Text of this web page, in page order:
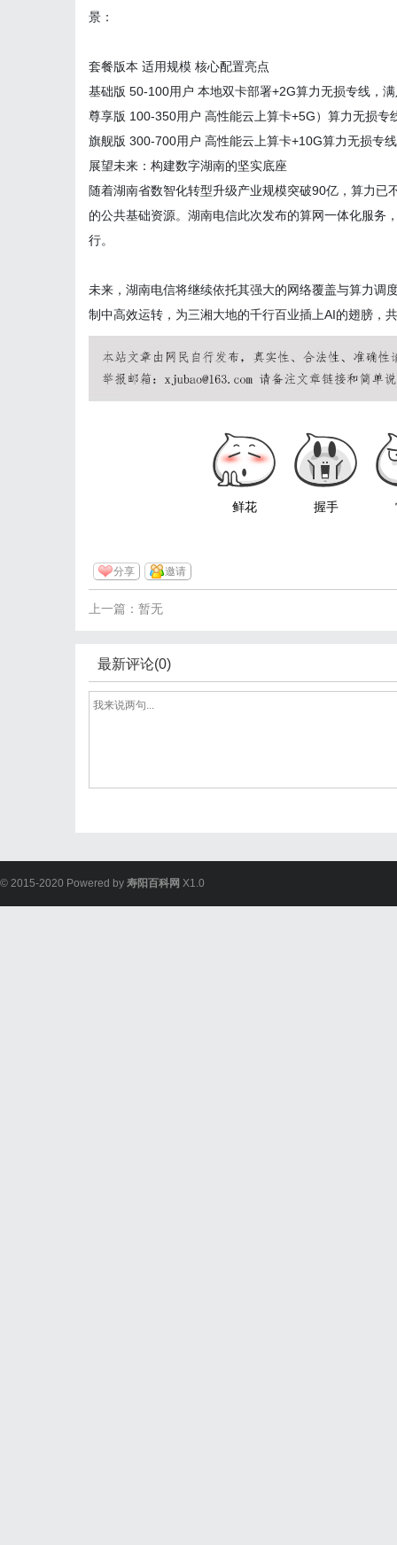
景：
套餐版本 适用规模 核心配置亮点
基础版 50-100用户 本地双卡部署+2G算力无损专线，
尊享版 100-350用户 高性能云上算卡+5G）算力无损专
旗舰版 300-700用户 高性能云上算卡+10G算力无损专
展望未来：构建数字湖南的坚实底座
随着湖南省数智化转型升级产业规模突破90亿，算力已
的公共基础资源。湖南电信此次发布的算网一体化服务
行。
未来，湖南电信将继续依托其强大的网络覆盖与算力调
制中高效运转，为三湘大地的千行百业插上AI的翅膀，
鲜花 握手
分享 邀请
上一篇：暂无
最新评论(0)
© 2015-2020 Powered by 寿阳百科网 X1.0